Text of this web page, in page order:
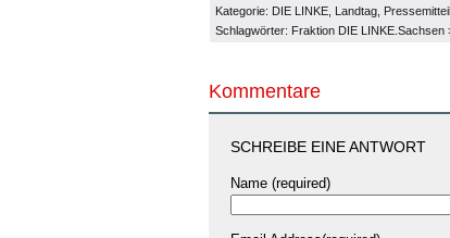
Kategorie: DIE LINKE Landtag
Schlagwörter: Fraktion DIE LINKE.Sachsen
Kommentare
SCHREIBE EINE ANTWORT
Name (required)